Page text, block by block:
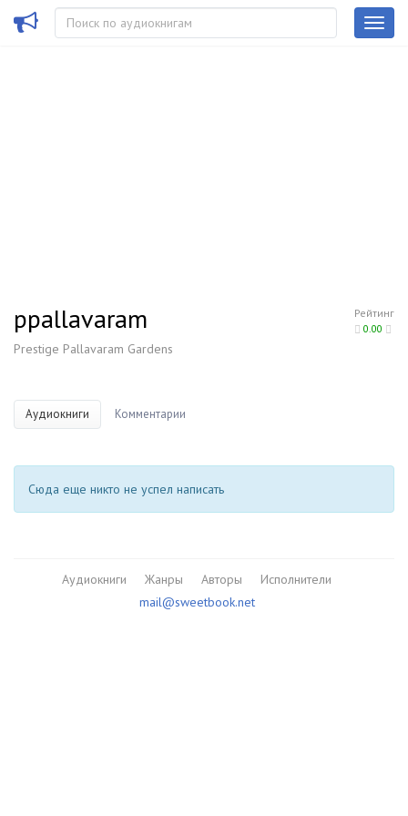
Рейтинг
0.00
ppallavaram
Prestige Pallavaram Gardens
Аудиокниги Комментарии
Сюда еще никто не успел написать
Аудиокниги Жанры Авторы
Исполнители
mail@sweetbook.net